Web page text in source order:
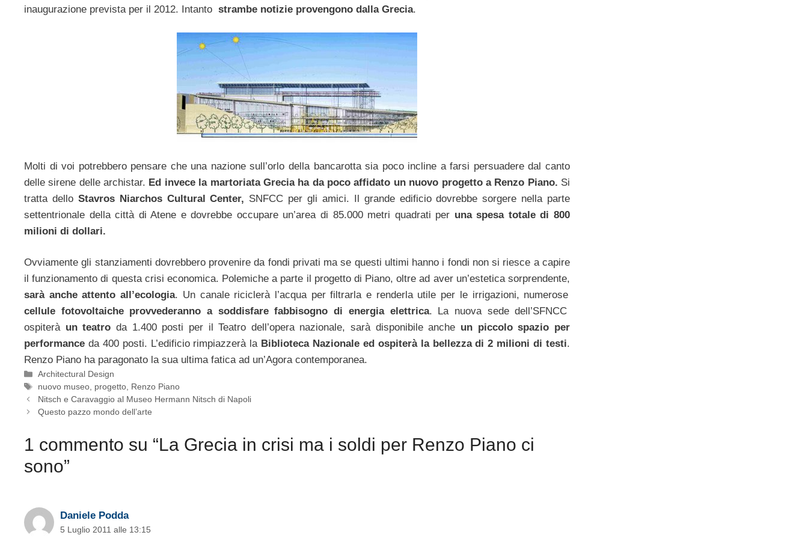
inaugurazione prevista per il 2012. Intanto strambe notizie provengono dalla Grecia.
Molti di voi potrebbero pensare che una nazione sull’orlo della bancarotta sia poco incline a farsi persuadere dal canto
delle sirene delle archistar. Ed invece la martoriata Grecia ha da poco affidato un nuovo progetto a Renzo Piano. Si
tratta dello Stavros Niarchos Cultural Center, SNFCC per gli amici. Il grande edificio dovrebbe sorgere nella parte
settentrionale della città di Atene e dovrebbe occupare un’area di 85.000 metri quadrati per una spesa totale di 800
milioni di dollari.
Ovviamente gli stanziamenti dovrebbero provenire da fondi privati ma se questi ultimi hanno i fondi non si riesce a capire
il funzionamento di questa crisi economica. Polemiche a parte il progetto di Piano, oltre ad aver un’estetica sorprendente,
sarà anche attento all’ecologia. Un canale riciclerà l’acqua per filtrarla e renderla utile per le irrigazioni, numerose
cellule fotovoltaiche provvederanno a soddisfare fabbisogno di energia elettrica. La nuova sede dell’SFNCC
ospiterà un teatro da 1.400 posti per il Teatro dell’opera nazionale, sarà disponibile anche un piccolo spazio per
performance da 400 posti. L’edificio rimpiazzerà la Biblioteca Nazionale ed ospiterà la bellezza di 2 milioni di testi.
Renzo Piano ha paragonato la sua ultima fatica ad un’Agora contemporanea.
Categorie
Architectural Design
Tag
nuovo museo, progetto, Renzo Piano
Nitsch e Caravaggio al Museo Hermann Nitsch di Napoli
Questo pazzo mondo dell’arte
1 commento su “La Grecia in crisi ma i soldi per Renzo Piano ci
sono”
Daniele Podda
5 Luglio 2011 alle 13:15